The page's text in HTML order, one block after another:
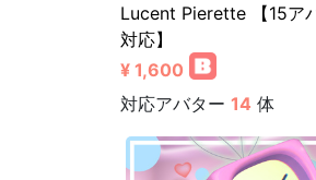
Lucent Pierette 【15ア
対応】
¥ 1,600
対応アバター 14 体